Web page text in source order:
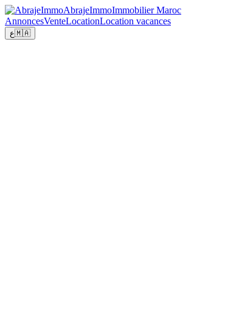
AbrajeImmoImmobilier Maroc
AnnoncesVenteLocationLocation vacances
ع🇲🇦